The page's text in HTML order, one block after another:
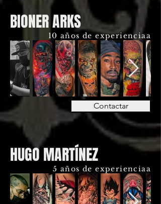
BIONER ARKS
10 años de experienciaa
Contactar
HUGO MARTÍNEZ
5 años de experienciaa